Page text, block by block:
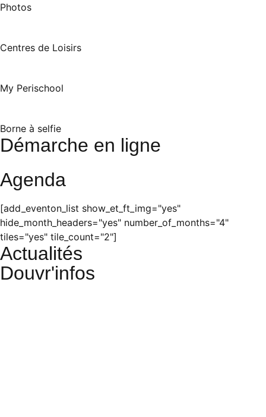
Photos
Centres de Loisirs
My Perischool
Borne à selfie
Démarche en ligne
Agenda
[add_eventon_list show_et_ft_img="yes"
hide_month_headers="yes" number_of_months="4"
tiles="yes" tile_count="2"]
Actualités
Douvr'infos